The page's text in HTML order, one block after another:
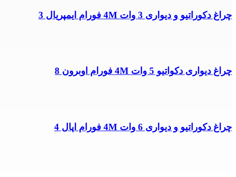
چراغ دکوراتیو و دیواری 3 وات 4M فورام ایمپریال 3
چراغ دیواری دکواتیو 5 وات 4M فورام اوبرون 8
چراغ دکوراتیو و دیواری 6 وات 4M فورام اپال 4